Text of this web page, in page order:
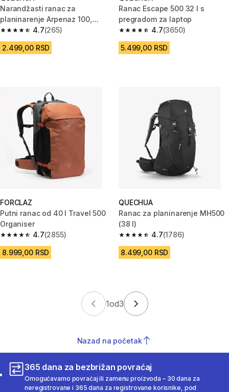
Narandžasti ranac za
planinarenje Arpenaz 100,
zapremine 27 litara
4.7
4.7 od 5 zvezdica from 265 Recenzije
(265)
2.499,00 RSD
Ranac Escape 500 32 l s
pregradom za laptop
4.7
4.7 od 5 zvezdica from 3650
(3650)
5.499,00 RSD
FORCLAZ
Putni ranac od 40 l Travel 500
Organiser
4.7
4.7 od 5 zvezdica from 2855 Recenzije
(2855)
8.999,00 RSD
QUECHUA
Ranac za planinarenje MH500
(38 l)
4.7
4.7 od 5 zvezdica from 1786
(1786)
8.499,00 RSD
1od3
Nazad na početak
365 dana za bezbrižan povraćaj
Omogućavamo povraćaj ili zamenu proizvoda – 30 dana za
neregistrovane i 365 dana za registrovane korisnike, pod